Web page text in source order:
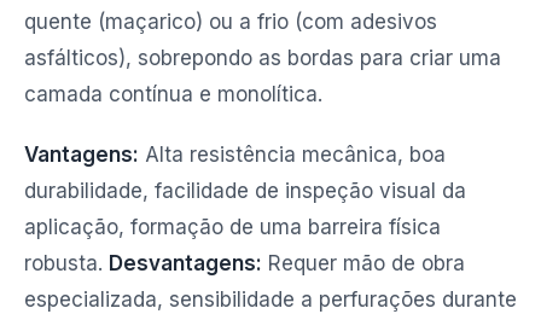
quente (maçarico) ou a frio (com adesivos
asfálticos), sobrepondo as bordas para criar uma
camada contínua e monolítica.
Vantagens: Alta resistência mecânica, boa
durabilidade, facilidade de inspeção visual da
aplicação, formação de uma barreira física
robusta. Desvantagens: Requer mão de obra
especializada, sensibilidade a perfurações durante